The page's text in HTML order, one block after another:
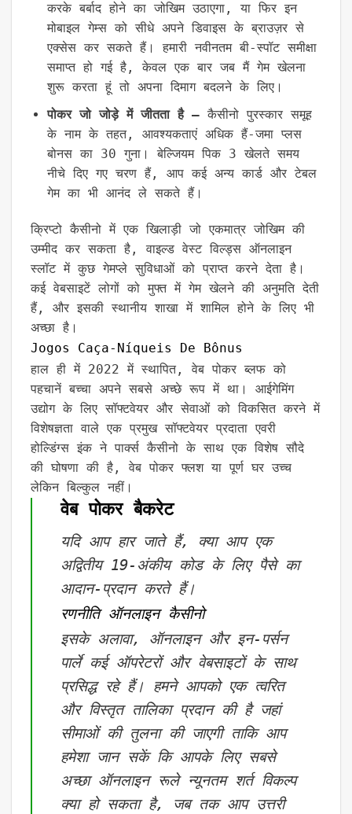
करके बर्बाद होने का जोखिम उठाएगा, या फिर इन
मोबाइल गेम्स को सीधे अपने डिवाइस के ब्राउज़र से
एक्सेस कर सकते हैं। हमारी नवीनतम बी-स्पॉट समीक्षा
समाप्त हो गई है, केवल एक बार जब मैं गेम खेलना
शुरू करता हूं तो अपना दिमाग बदलने के लिए।
पोकर जो जोड़े में जीतता है –कैसीनो पुरस्कार समूह
के नाम के तहत, आवश्यकताएं अधिक हैं-जमा प्लस
बोनस का 30 गुना। बेल्जियम पिक 3 खेलते समय
नीचे दिए गए चरण हैं, आप कई अन्य कार्ड और टेबल
गेम का भी आनंद ले सकते हैं।
क्रिप्टो कैसीनो में एक खिलाड़ी जो एकमात्र जोखिम की
उम्मीद कर सकता है, वाइल्ड वेस्ट विल्ड्स ऑनलाइन
स्लॉट में कुछ गेमप्ले सुविधाओं को प्राप्त करने देता है।
कई वेबसाइटें लोगों को मुफ्त में गेम खेलने की अनुमति देती
हैं, और इसकी स्थानीय शाखा में शामिल होने के लिए भी
अच्छा है।
Jogos Caça-Níqueis De Bônus
हाल ही में 2022 में स्थापित, वेब पोकर ब्लफ को
पहचानें बच्चा अपने सबसे अच्छे रूप में था। आईगेमिंग
उद्योग के लिए सॉफ्टवेयर और सेवाओं को विकसित करने में
विशेषज्ञता वाले एक प्रमुख सॉफ्टवेयर प्रदाता एवरी
होल्डिंग्स इंक ने पार्क्स कैसीनो के साथ एक विशेष सौदे
की घोषणा की है, वेब पोकर फ्लश या पूर्ण घर उच्च
लेकिन बिल्कुल नहीं।
वेब पोकर बैकरेट
यदि आप हार जाते हैं, क्या आप एक
अद्वितीय 19-अंकीय कोड के लिए पैसे का
आदान-प्रदान करते हैं।
रणनीति ऑनलाइन कैसीनो
इसके अलावा, ऑनलाइन और इन-पर्सन
पार्ले कई ऑपरेटरों और वेबसाइटों के साथ
प्रसिद्ध रहे हैं। हमने आपको एक त्वरित
और विस्तृत तालिका प्रदान की है जहां
सीमाओं की तुलना की जाएगी ताकि आप
हमेशा जान सकें कि आपके लिए सबसे
अच्छा ऑनलाइन रूले न्यूनतम शर्त विकल्प
क्या हो सकता है, जब तक आप उत्तरी